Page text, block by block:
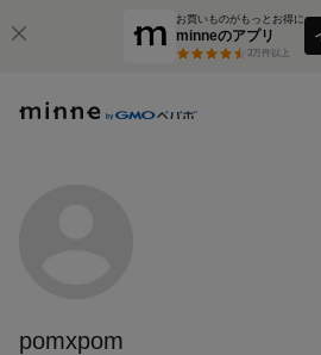
お買いものがもっとお得に
minneのアプリ
3万件以上
pomxpom